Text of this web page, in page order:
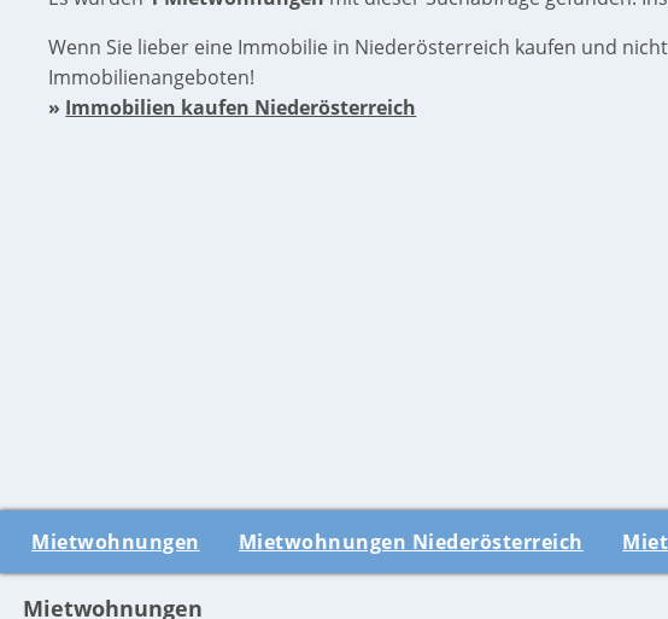
Wenn Sie lieber eine Immobilie in Niederösterreich kaufen und
Immobilienangeboten!
» Immobilien kaufen Niederösterreich
Mietwohnungen Mietwohnungen Niederösterreich
Mietwohnungen